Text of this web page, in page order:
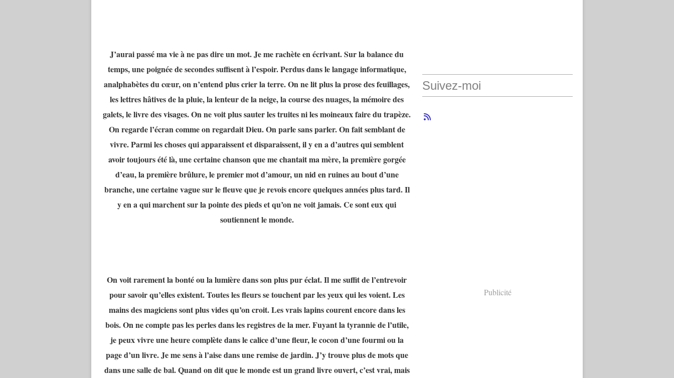
J’aurai passé ma vie à ne pas dire un mot. Je me rachète en écrivant. Sur la balance du
temps, une poignée de secondes suffisent à l’espoir. Perdus dans le langage informatique,
analphabètes du cœur, on n’entend plus crier la terre. On ne lit plus la prose des feuillages,
les lettres hâtives de la pluie, la lenteur de la neige, la course des nuages, la mémoire des
galets, le livre des visages. On ne voit plus sauter les truites ni les moineaux faire du trapèze.
On regarde l’écran comme on regardait Dieu. On parle sans parler. On fait semblant de
vivre. Parmi les choses qui apparaissent et disparaissent, il y en a d’autres qui semblent
avoir toujours été là, une certaine chanson que me chantait ma mère, la première gorgée
d’eau, la première brûlure, le premier mot d’amour, un nid en ruines au bout d’une
branche, une certaine vague sur le fleuve que je revois encore quelques années plus tard. Il
y en a qui marchent sur la pointe des pieds et qu’on ne voit jamais. Ce sont eux qui
soutiennent le monde.
On voit rarement la bonté ou la lumière dans son plus pur éclat. Il me suffit de l’entrevoir
pour savoir qu’elles existent. Toutes les fleurs se touchent par les yeux qui les voient. Les
mains des magiciens sont plus vides qu’on croit. Les vrais lapins courent encore dans les
bois. On ne compte pas les perles dans les registres de la mer. Fuyant la tyrannie de l’utile,
je peux vivre une heure complète dans le calice d’une fleur, le cocon d’une fourmi ou la
page d’un livre. Je me sens à l’aise dans une remise de jardin. J’y trouve plus de mots que
dans une salle de bal. Quand on dit que le monde est un grand livre ouvert, c’est vrai, mais
Suivez-moi
Publicité